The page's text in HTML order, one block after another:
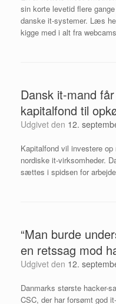
sin korte levetid flere
danske it-systemer. Læs
kigge med i alt fra
Dansk it-mand
kapitalfond til
Udgivet den 12.
Kapitalfond vil investere
nordiske it-virksomheder.
sættes i spidsen for
“Man burde
en retssag mod
Udgivet den 12.
Danmarks største hacker-
CSC, der har forsømt god